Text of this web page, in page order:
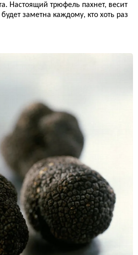
Настоящий трюфель пахнет, весит
заметна каждому, кто хоть раз